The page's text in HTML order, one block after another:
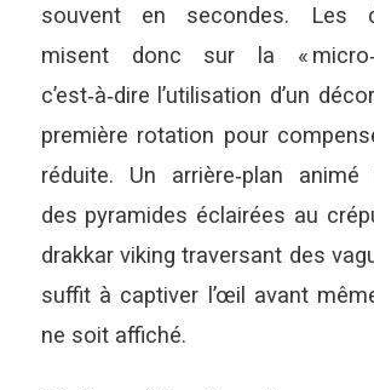
souvent en secondes. Les
misent donc sur la «
c’est‑à‑dire l’utilisation d’un
première rotation pour
réduite. Un arrière‑plan animé
des pyramides éclairées au
drakkar viking traversant des
suffit à captiver l’œil avant
ne soit affiché.